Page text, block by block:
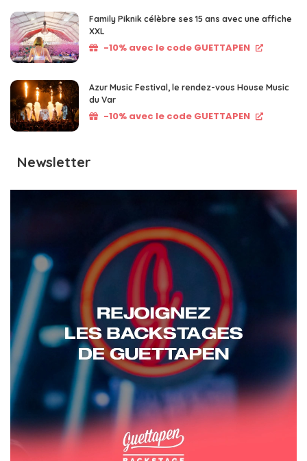
Family Piknik célèbre ses 15 ans avec une affiche
XXL
-10% avec le code GUETTAPEN
Azur Music Festival, le rendez-vous House Music
du Var
-10% avec le code GUETTAPEN
Newsletter